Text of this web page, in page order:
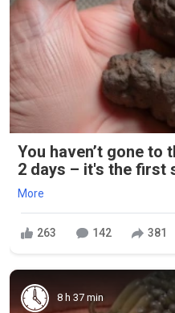
You haven’t gone
2 days – it's the first
More
263 142 381
8 h 37 min